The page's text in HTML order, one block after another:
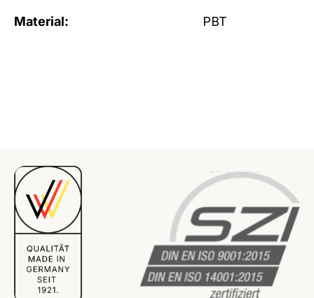
Material: PBT